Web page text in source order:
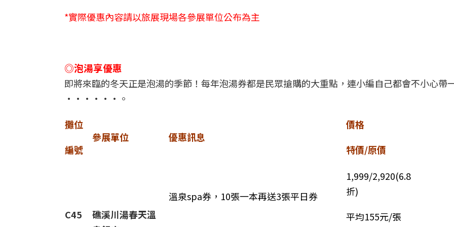
*實際優惠內容請以旅展現場各參展單位公布為主
◎泡湯享優惠
即將來臨的冬天正是泡湯的季節！每年泡湯券都是民眾搶購的大重點，連小編自己都會不小心帶
······。
攤位
編號
參展單位 優惠訊息
價格
特價/原價
C45
礁溪川湯春天溫
溫泉spa券，10張一本再送3張平日券
1,999/2,920(6.8
折)
平均155元/張